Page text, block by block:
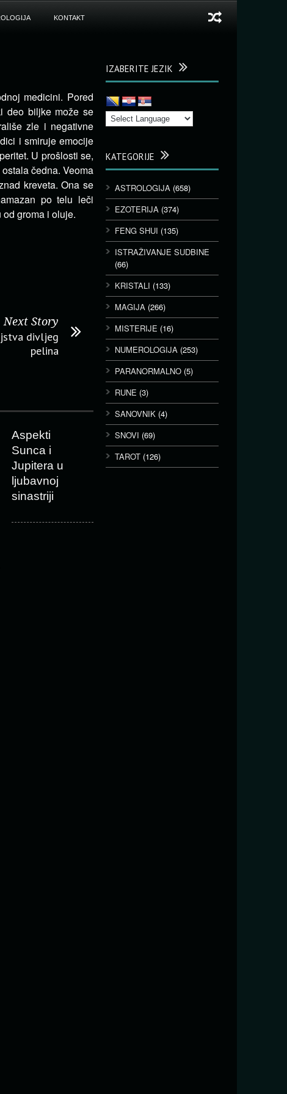
KONTAKT
medicini. Pored
deo biljke može se
zle i negativne
i smiruje emocije
U prošlosti se,
čedna. Veoma
kreveta. Ona se
po telu leči
groma i oluje.
Next Story
divljeg
pelina
Aspekti
Sunca i
Jupitera u
ljubavnoj
sinastriji
IZABERITE JEZIK
KATEGORIJE
ASTROLOGIJA (658)
EZOTERIJA (374)
FENG SHUI (135)
ISTRAŽIVANJE SUDBINE
(66)
KRISTALI (133)
MAGIJA (266)
MISTERIJE (16)
NUMEROLOGIJA (253)
PARANORMALNO (5)
RUNE (3)
SANOVNIK (4)
SNOVI (69)
TAROT (126)